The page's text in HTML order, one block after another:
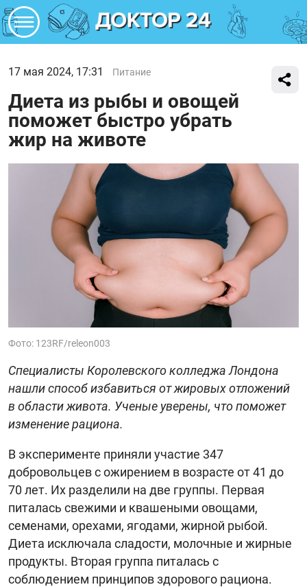
17 мая 2024, 17:31 Питание
Диета из рыбы и овощей
поможет быстро убрать
жир на животе
Фото: 123RF/releon003
Специалисты Королевского колледжа Лондона
нашли способ избавиться от жировых отложений
в области живота. Ученые уверены, что поможет
изменение рациона.
В эксперименте приняли участие 347
добровольцев с ожирением в возрасте от 41 до
70 лет. Их разделили на две группы. Первая
питалась свежими и квашеными овощами,
семенами, орехами, ягодами, жирной рыбой.
Диета исключала сладости, молочные и жирные
продукты. Вторая группа питалась с
соблюдением принципов здорового рациона.